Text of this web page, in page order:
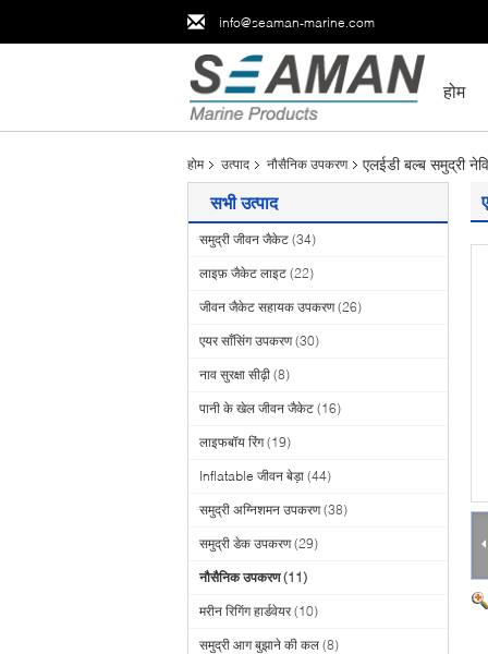
info@seaman-marine.com
होम
होम उत्पाद नौसैनिक उपकरण एलईडी बल्ब समुद्री
सभी उत्पाद
समुद्री जीवन जैकेट (34)
लाइफ़ जैकेट लाइट (22)
जीवन जैकेट सहायक उपकरण (26)
एयर साँसिंग उपकरण (30)
नाव सुरक्षा सीढ़ी (8)
पानी के खेल जीवन जैकेट (16)
लाइफबॉय रिंग (19)
Inflatable जीवन बेड़ा (44)
समुद्री अग्निशमन उपकरण (38)
समुद्री डेक उपकरण (29)
नौसैनिक उपकरण (11)
मरीन रिगिंग हार्डवेयर (10)
समुद्री आग बुझाने की कल (8)